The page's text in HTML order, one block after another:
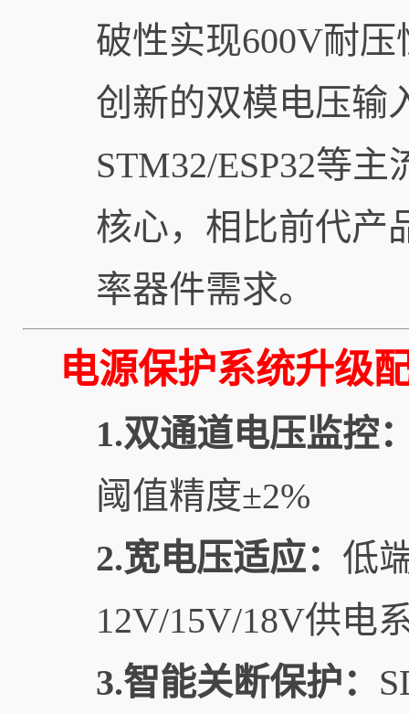
破性实现600V耐
创新的双模电压输
STM32/ESP32等
核心，相比前代产
率器件需求。
电源保护系统升级
1.双通道电压监控
阈值精度±2%
2.宽电压适应： 低
12V/15V/18V供电
3.智能关断保护：